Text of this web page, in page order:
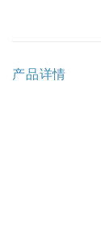
产品详情